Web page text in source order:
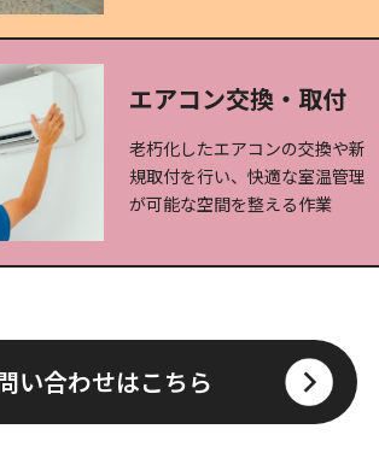
エアコン交換・取付
老朽化したエアコンの交換や新
規取付を行い、快適な室温管理
が可能な空間を整える作業
い合わせはこちら